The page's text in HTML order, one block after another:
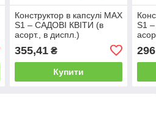
Конструктор в капсулі MAX
S1 – САДОВІ КВІТИ (в
асорт., в диспл.)
355,41₴
Купити
S1